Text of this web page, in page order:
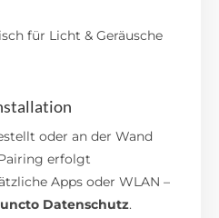
für Licht & Geräusche
oder an der Wand
erfolgt
Apps oder WLAN –
Datenschutz.